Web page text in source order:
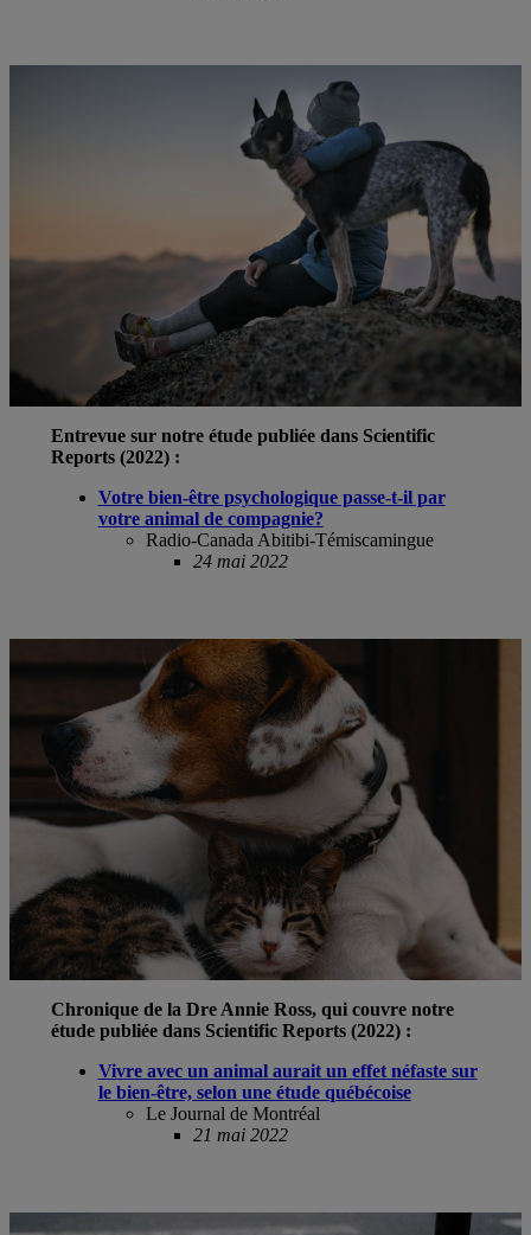
Entrevue sur notre étude publiée dans Scientific
Reports (2022) :
Votre bien-être psychologique passe-t-il par
votre animal de compagnie?
Radio-Canada Abitibi-Témiscamingue
24 mai 2022
Chronique de la Dre Annie Ross, qui couvre notre
étude publiée dans Scientific Reports (2022) :
Vivre avec un animal aurait un effet néfaste sur
le bien-être, selon une étude québécoise
Le Journal de Montréal
21 mai 2022